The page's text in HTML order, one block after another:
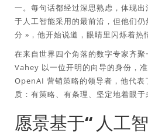
一。每句话都经过深思熟虑，体现出
于人工智能采用的最前沿，但他们
分 »，他开始说道，眼睛里闪烁着热
在来自世界四个角落的数字专家齐聚
Vahey 以一位开明的向导的身份，
OpenAI 营销策略的领导者，他代表
质：有策略、有条理、坚定地着眼于
愿景基于“ 人工